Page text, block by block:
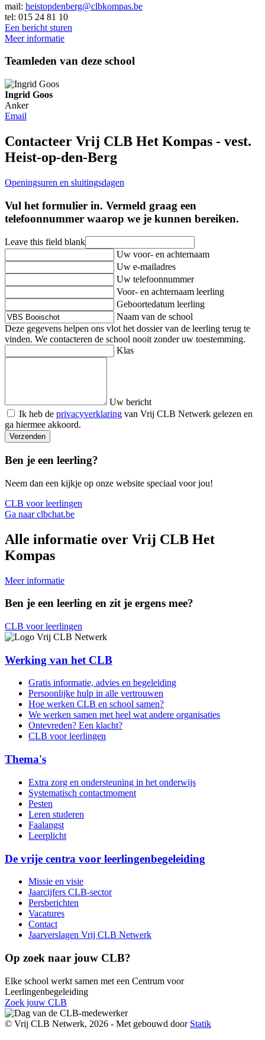
mail: heistopdenberg@clbkompas.be
tel: 015 24 81 10
Een bericht sturen
Meer informatie
Teamleden van deze school
Ingrid Goos
Anker
Email
Contacteer Vrij CLB Het Kompas - vest.
Heist-op-den-Berg
Openingsuren en sluitingsdagen
Vul het formulier in. Vermeld graag een
telefoonnummer waarop we je kunnen bereiken.
Leave this field blank
Uw voor- en achternaam
Uw e-mailadres
Uw telefoonnummer
Voor- en achternaam leerling
Geboortedatum leerling
Naam van de school
Deze gegevens helpen ons vlot het dossier van de leerling terug te
vinden. We contacteren de school nooit zonder uw toestemming.
Klas
Uw bericht
Ik heb de privacyverklaring van Vrij CLB Netwerk gelezen en
ga hiermee akkoord.
Verzenden
Ben je een leerling?
Neem dan een kijkje op onze website speciaal voor jou!
CLB voor leerlingen
Ga naar clbchat.be
Alle informatie over Vrij CLB Het
Kompas
Meer informatie
Ben je een leerling en zit je ergens mee?
CLB voor leerlingen
Werking van het CLB
Gratis informatie, advies en begeleiding
Persoonlijke hulp in alle vertrouwen
Hoe werken CLB en school samen?
We werken samen met heel wat andere organisaties
Ontevreden? Een klacht?
CLB voor leerlingen
Thema's
Extra zorg en ondersteuning in het onderwijs
Systematisch contactmoment
Pesten
Leren studeren
Faalangst
Leerplicht
De vrije centra voor leerlingenbegeleiding
Missie en visie
Jaarcijfers CLB-sector
Persberichten
Vacatures
Contact
Jaarverslagen Vrij CLB Netwerk
Op zoek naar jouw CLB?
Elke school werkt samen met een Centrum voor
Leerlingenbegeleiding
Zoek jouw CLB
© Vrij CLB Netwerk, 2026 - Met gebouwd door Statik